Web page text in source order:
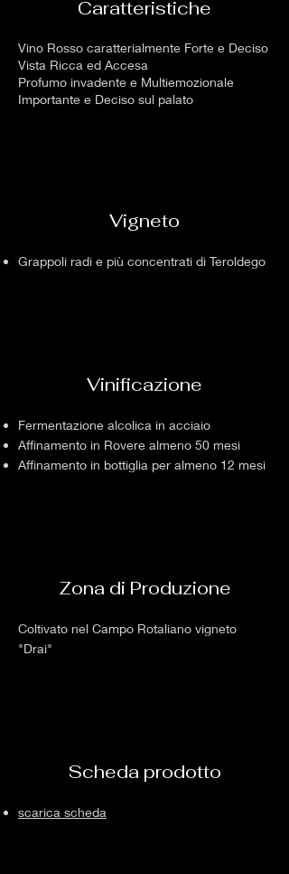
Caratteristiche
Vino Rosso caratterialmente Forte e Deciso
Vista Ricca ed Accesa
Profumo invadente e Multiemozionale
Importante e Deciso sul palato
Vigneto
Grappoli radi e più concentrati di Teroldego
Vinificazione
Fermentazione alcolica in acciaio
Affinamento in Rovere almeno 50 mesi
Affinamento in bottiglia per almeno 12 mesi
Zona di Produzione
Coltivato nel Campo Rotaliano vigneto
"Drai"
Scheda prodotto
scarica scheda